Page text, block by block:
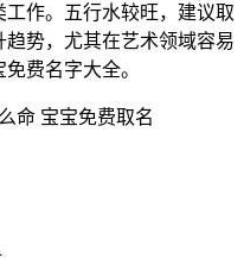
作。五行水较旺，建议取
势，尤其在艺术领域容易
费名字大全。